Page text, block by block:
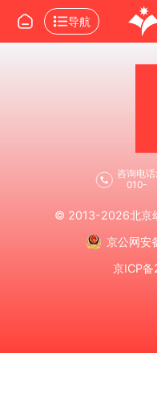
导航
咨询电话:
010-
© 2013-2026北京
京公网安
京ICP